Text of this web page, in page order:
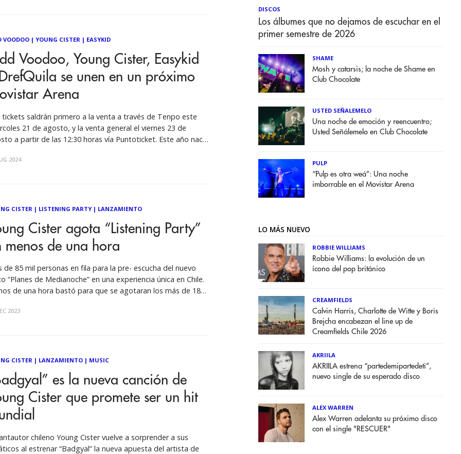
VOODOO| YOUNG CISTER| EASYKID
Voodoo, Young Cister, Easykid
se unen en un próximo
Arena
tickets saldrán primero a la venta a través de Tenpo este
21 de agosto, y la venta general el viernes 23 de
a partir de las 12:30 horas vía Puntoticket. Este año nació
chilena,
2024
CISTER | LISTENING PARTY| LANZAMIENTO
Cister agota “Listening Party”
menos de una hora
de 85 mil personas en fila para la pre- escucha del nuevo
“Planes de Medianoche” en una experiencia única en Chile.
de una hora bastó para que se agotaran los más de 18
Arena. Más
2023
CISTER| LANZAMIENTO| MUSIC
es la nueva canción de
Cister que promete ser un hit
chileno Young Cister vuelve a sorprender a sus
al estrenar “Badgyal” la nueva apuesta del artista de
DISCOS
Los álbumes que no dejamos de escuchar en el
primer semestre de 2026
SHAME
Mosh y catarsis; la noche de Shame en
Club Chocolate
USTED SEÑALEMELO
Una noche de emoción y reencuentro;
Usted Señálemelo en Club Chocolate
PULP
“Pulp es otra weá”: Una noche
imborrable en el Movistar Arena
LO MÁS NUEVO
ROBBIE WILLIAMS
Robbie Williams: la evolución de un
ícono del pop británico
CREAMFIELDS
Calvin Harris, Charlotte de Witte y Boris
Brejcha encabezan el line up de
Creamfields Chile 2026
AKRIILA
AKRIILA estrena “partedemipartedeti”,
nuevo single de su esperado disco
ALEX WARREN
Alex Warren adelanta su próximo disco
con el single "RESCUER"